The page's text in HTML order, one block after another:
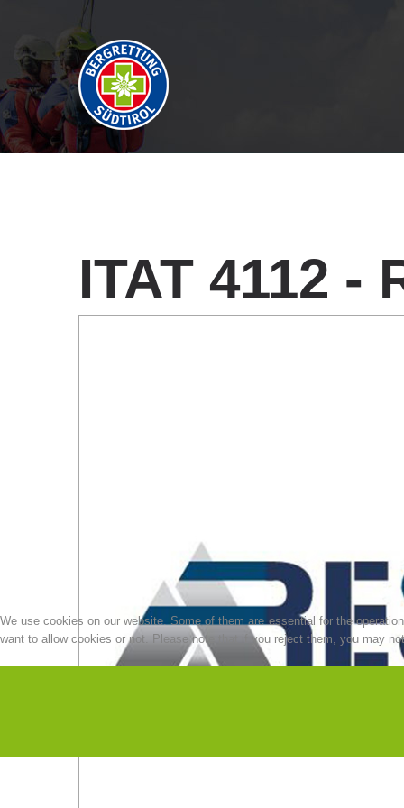
ITAT 4112 -
We use cookies on our website. Some of them are essential for the
want to allow cookies or not. Please note that if you reject them, you may